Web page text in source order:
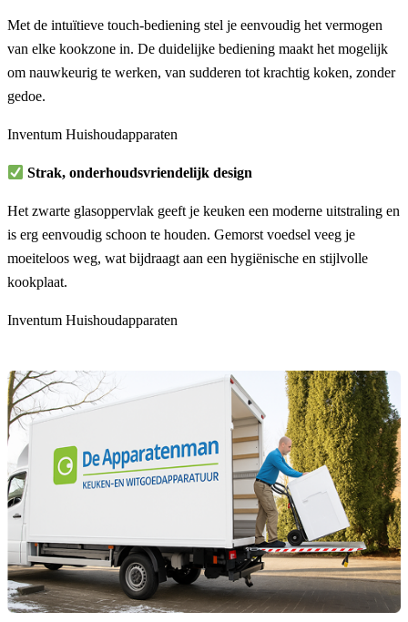
Met de intuïtieve touch-bediening stel je eenvoudig het vermogen
van elke kookzone in. De duidelijke bediening maakt het mogelijk
om nauwkeurig te werken, van sudderen tot krachtig koken, zonder
gedoe.
Inventum Huishoudapparaten
Strak, onderhoudsvriendelijk design
Het zwarte glasoppervlak geeft je keuken een moderne uitstraling en
is erg eenvoudig schoon te houden. Gemorst voedsel veeg je
moeiteloos weg, wat bijdraagt aan een hygiënische en stijlvolle
kookplaat.
Inventum Huishoudapparaten